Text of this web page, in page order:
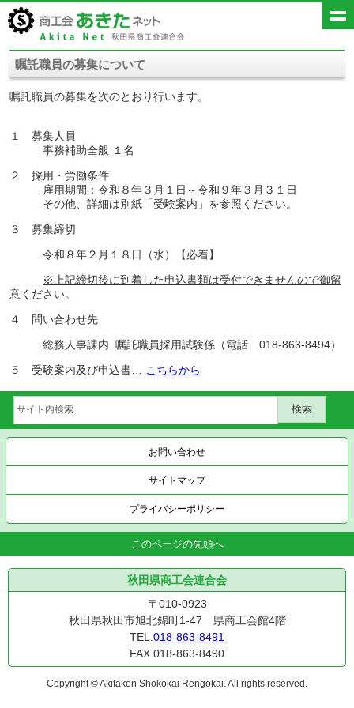
嘱託職員の募集について
嘱託職員の募集を次のとおり行います。
１ 募集人員
事務補助全般 １名
２ 採用・労働条件
雇用期間：令和８年３月１日～令和９年３月３１日
その他、詳細は別紙「受験案内」を参照ください。
３ 募集締切
令和８年２月１８日（水）【必着】
※上記締切後に到着した申込書類は受付できませんので御留
意ください。
４ 問い合わせ先
総務人事課内 嘱託職員採用試験係（電話 018-863-8494）
５ 受験案内及び申込書…
こちらから
お問い合わせ
サイトマップ
プライバシーポリシー
このページの先頭へ
秋田県商工会連合会
〒010-0923
秋田県秋田市旭北錦町1-47 県商工会館4階
TEL.018-863-8491
FAX.018-863-8490
Copyright © Akitaken Shokokai Rengokai. All rights reserved.